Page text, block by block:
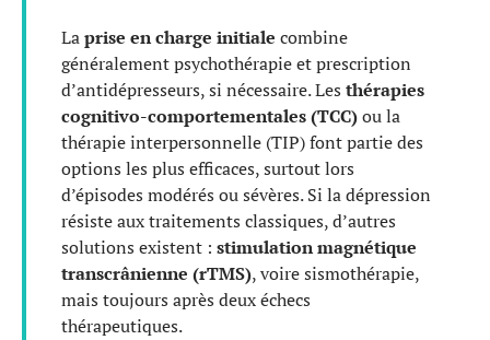
Laprise en charge initiale combine
généralement psychothérapie et prescription
d’antidépresseurs, si nécessaire. Les thérapies
cognitivo-comportementales (TCC)ou la
thérapie interpersonnelle (TIP) font partie des
options les plus efficaces, surtout lors
d’épisodes modérés ou sévères. Si la dépression
résiste aux traitements classiques, d’autres
solutions existent : stimulation magnétique
transcrânienne (rTMS), voire sismothérapie,
mais toujours après deux échecs
thérapeutiques.